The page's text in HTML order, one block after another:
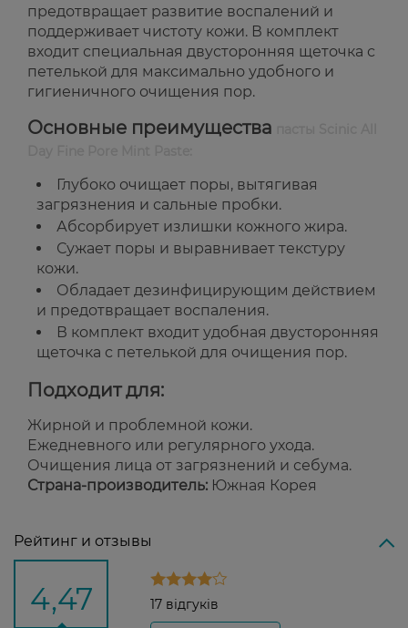
предотвращает развитие воспалений и
поддерживает чистоту кожи. В комплект
входит специальная двусторонняя щеточка с
петелькой для максимально удобного и
гигиеничного очищения пор.
Основные преимущества
Глубоко очищает поры, вытягивая
загрязнения и сальные пробки.
Абсорбирует излишки кожного жира.
Сужает поры и выравнивает текстуру
кожи.
Обладает дезинфицирующим действием
и предотвращает воспаления.
В комплект входит удобная двусторонняя
щеточка с петелькой для очищения пор.
Подходит для:
Жирной и проблемной кожи.
Ежедневного или регулярного ухода.
Очищения лица от загрязнений и себума.
Страна-производитель: Южная Корея
Рейтинг и отзывы
4,47 17 відгуків